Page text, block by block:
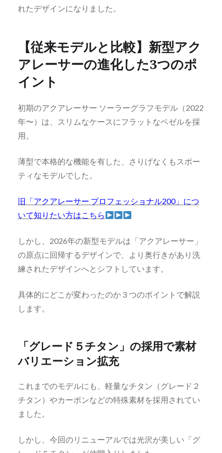
れたデザインになりました。
【従来モデルと比較】新型アク
アレーサーの進化した3つのポ
イント
初期のアクアレーサー ソーラーグラフモデル（2022
年〜）は、スリムなケースにフラットなベゼルを採
用。
薄型で本格的な機能を有した、さりげなくもスポー
ティなモデルでした。
旧「アクアレーサー プロフェッショナル200」につ
いて知りたい方はこちら
しかし、2026年の新型モデルは「アクアレーサー」
の原点に回帰するデザインで、より奥行きがあり洗
練されたデザインへとシフトしています。
具体的にどこが変わったのか３つのポイントで解説
します。
「グレード５チタン」の採用で素材
バリエーション拡充
これまでのモデルにも、軽量なチタン（グレード２
チタン）やカーボンなどの特殊素材を採用されてい
ました。
しかし、今回のリニューアルでは光沢が美しい「グ